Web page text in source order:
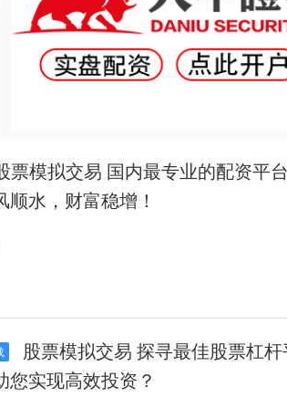
票模拟交易 国内最专业的配资平
水，财富稳增！
股票模拟交易 探寻最佳股票杠
您实现高效投资？